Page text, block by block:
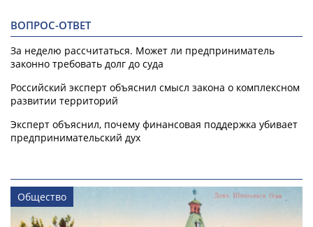
ВОПРОС-ОТВЕТ
За неделю рассчитаться. Может ли предприниматель
законно требовать долг до суда
Российский эксперт объяснил смысл закона о комплексном
развитии территорий
Эксперт объяснил, почему финансовая поддержка убивает
предпринимательский дух
Общество